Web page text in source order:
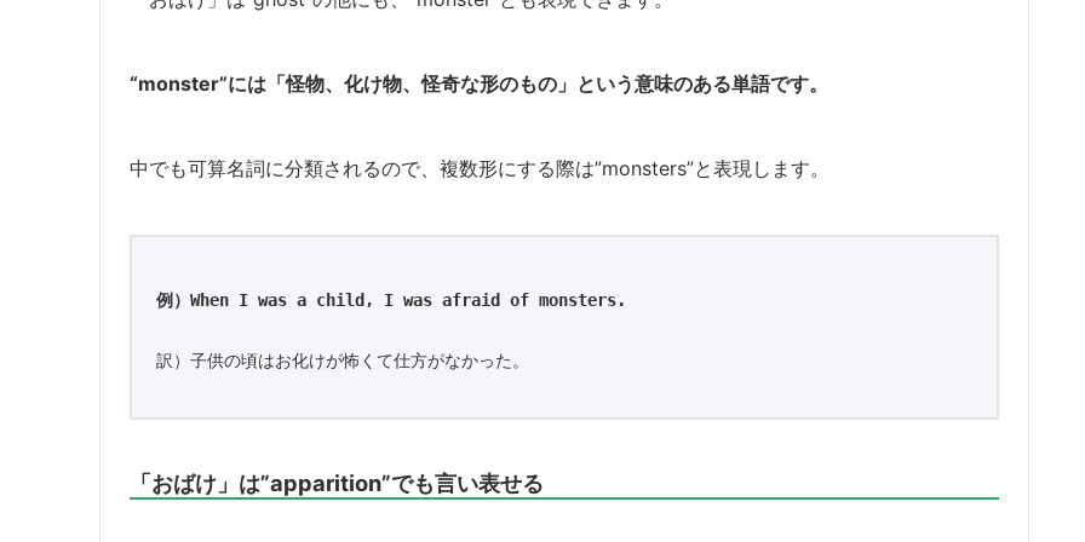
“monster”には「怪物、化け物、怪奇な形のもの」という意味のある単語です。
中でも可算名詞に分類されるので、複数形にする際は”monsters”と表現します。
例）When I was a child, I was afraid of monsters.
訳）子供の頃はお化けが怖くて仕方がなかった。
「おばけ」は”apparition”でも言い表せる